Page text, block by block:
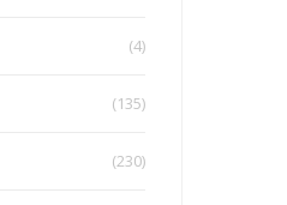
(4)
(135)
(230)